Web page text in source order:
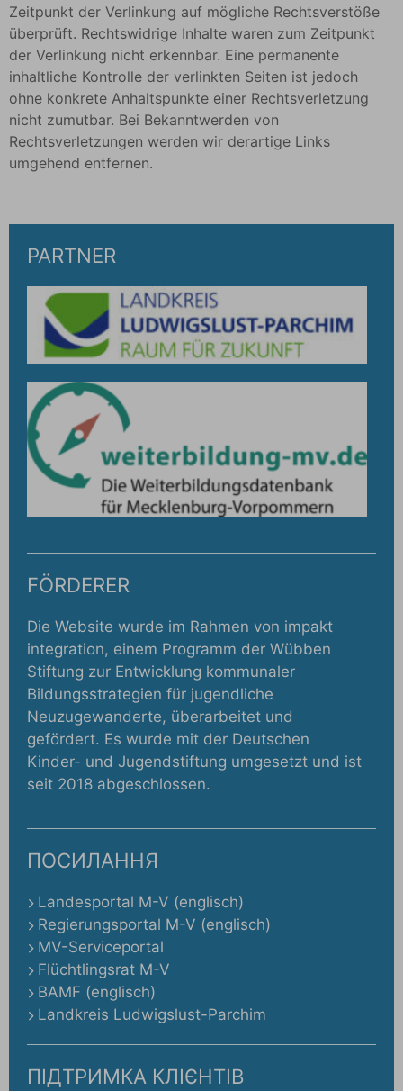
Zeitpunkt der Verlinkung auf mögliche Rechtsverstöße
überprüft. Rechtswidrige Inhalte waren zum Zeitpunkt
der Verlinkung nicht erkennbar. Eine permanente
inhaltliche Kontrolle der verlinkten Seiten ist jedoch
ohne konkrete Anhaltspunkte einer Rechtsverletzung
nicht zumutbar. Bei Bekanntwerden von
Rechtsverletzungen werden wir derartige Links
umgehend entfernen.
PARTNER
FÖRDERER
Die Website wurde im Rahmen von impakt
integration, einem Programm der Wübben
Stiftung zur Entwicklung kommunaler
Bildungsstrategien für jugendliche
Neuzugewanderte, überarbeitet und
gefördert. Es wurde mit der Deutschen
Kinder- und Jugendstiftung umgesetzt und ist
seit 2018 abgeschlossen.
ПОСИЛАННЯ
Landesportal M-V (englisch)
Regierungsportal M-V (englisch)
MV-Serviceportal
Flüchtlingsrat M-V
BAMF (englisch)
Landkreis Ludwigslust-Parchim
ПІДТРИМКА КЛІЄНТІВ